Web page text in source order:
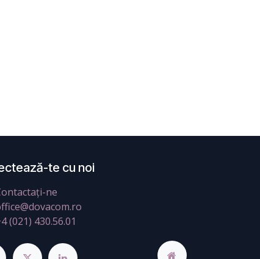
te cu noi
ne
(021) 430.56.01